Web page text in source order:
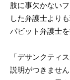
肢に事欠かない
した弁護士より
パビット弁護士
「デサンクティ
説明がつきませ